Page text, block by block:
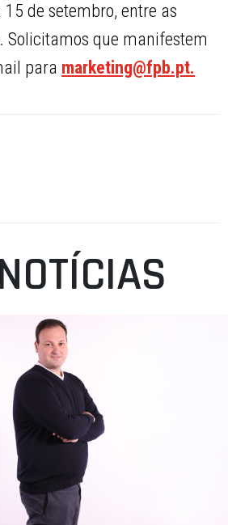
15 de setembro, entre as
Solicitamos que manifestem
para marketing@fpb.pt.